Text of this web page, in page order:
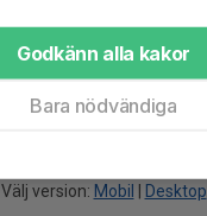
Välj version: Mobil Desktop
Godkänn alla kakor
Bara nödvändiga